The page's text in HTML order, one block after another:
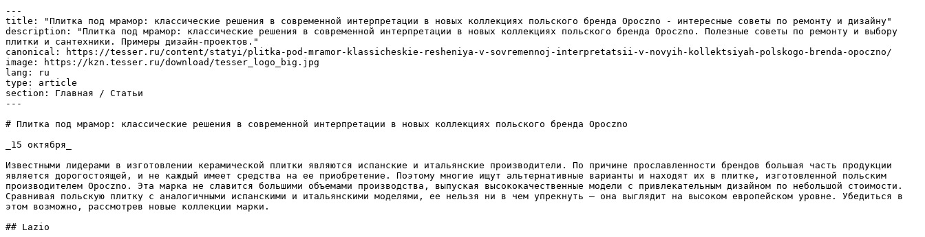
---
title: "Плитка под мрамор: классические решения в современной интерпретации в новых коллекциях польского бренда Opoczno - интересные советы по ремонту и дизайну"
description: "Плитка под мрамор: классические решения в современной интерпретации в новых коллекциях польского бренда Opoczno. Полезные советы по ремонту и выбору
плитки и сантехники. Примеры дизайн-проектов."
canonical: https://tesser.ru/content/statyi/plitka-pod-mramor-klassicheskie-resheniya-v-sovremennoj-interpretatsii-v-novyih-kollektsiyah-polskogo-brenda-opoczno/
image: https://kzn.tesser.ru/download/tesser_logo_big.jpg
lang: ru
type: article
section: Главная / Статьи
---
# Плитка под мрамор: классические решения в современной интерпретации в новых коллекциях польского бренда Opoczno
_15 октября_
Известными лидерами в изготовлении керамической плитки являются испанские и итальянские производители. По причине прославленности брендов большая часть продукции
является дорогостоящей, и не каждый имеет средства на ее приобретение. Поэтому многие ищут альтернативные варианты и находят их в плитке, изготовленной польским
производителем Opoczno. Эта марка не славится большими объемами производства, выпуская высококачественные модели с привлекательным дизайном по небольшой стоимости.
Сравнивая польскую плитку с аналогичными испанскими и итальянскими моделями, ее нельзя ни в чем упрекнуть – она выглядит на высоком европейском уровне. Убедиться в
этом возможно, рассмотрев новые коллекции марки.
## Lazio